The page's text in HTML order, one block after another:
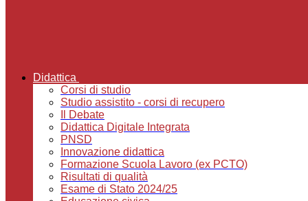
Didattica
Corsi di studio
Studio assistito - corsi di recupero
Il Debate
Didattica Digitale Integrata
PNSD
Innovazione didattica
Formazione Scuola Lavoro (ex PCTO)
Risultati di qualità
Esame di Stato 2024/25